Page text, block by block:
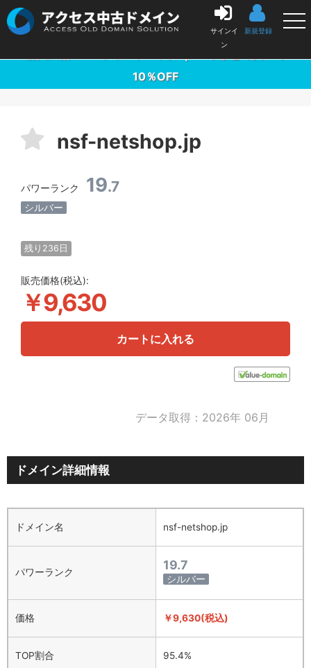
サインイ
ン
新規登録
10％OFF
nsf-netshop.jp
パワーランク 19.7
シルバー
残り236日
販売価格(税込):
￥9,630
カートに入れる
データ取得：2026年 06月
ドメイン詳細情報
ドメイン名 nsf-netshop.jp
パワーランク 19.7
シルバー
価格 ￥9,630(税込)
TOP割合 95.4%